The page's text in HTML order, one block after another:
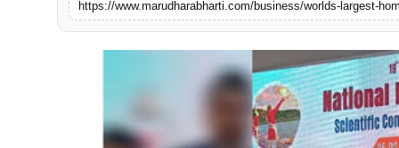
https://www.marudharabharti.com/business/worlds-largest-